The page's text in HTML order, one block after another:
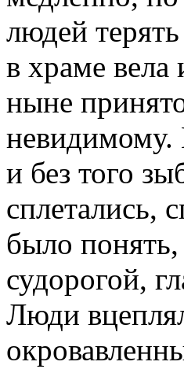
людей
в храме вела
ныне
и без того
сплетались,
было понять,
судорогой,
Люди